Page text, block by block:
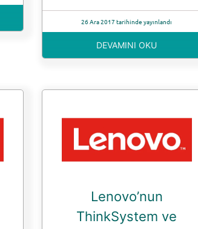
26 Ara 2017 tarihinde yayınlandı
DEVAMINI OKU
Lenovo’nun
ThinkSystem ve